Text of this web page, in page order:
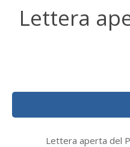
Lettera
Lettera aperta del